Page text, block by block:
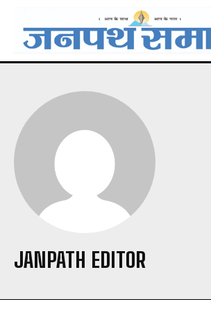
JANPATH EDITOR